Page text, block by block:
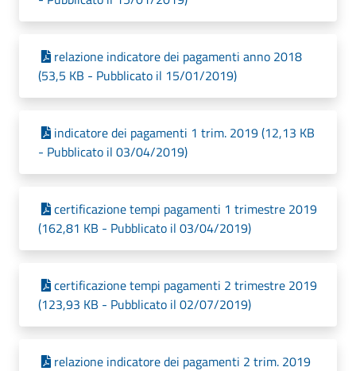
relazione indicatore dei pagamenti anno 2018
(53,5 KB - Pubblicato il 15/01/2019)
indicatore dei pagamenti 1 trim. 2019 (12,13 KB
- Pubblicato il 03/04/2019)
certificazione tempi pagamenti 1 trimestre 2019
(162,81 KB - Pubblicato il 03/04/2019)
certificazione tempi pagamenti 2 trimestre 2019
(123,93 KB - Pubblicato il 02/07/2019)
relazione indicatore dei pagamenti 2 trim. 2019